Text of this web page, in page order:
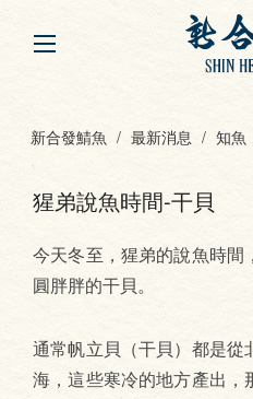
新合發鯖魚 最新消息 知魚
猩弟說魚時間-干貝
今天冬至，猩弟的說魚時間
圓胖胖的干貝。
通常帆立貝（干貝）都是
海，這些寒冷的地方產出